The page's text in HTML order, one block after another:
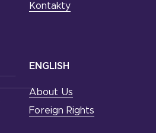
Kontakty
ENGLISH
About Us
Foreign Rights